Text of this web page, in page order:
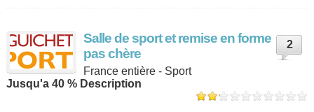
Salle de sport et remise en forme
pas chère
2
France entière - Sport
Jusqu'a 40 % Description